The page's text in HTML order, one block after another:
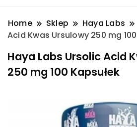
Home Sklep Haya Labs
Acid Kwas Ursulowy 250 mg
Haya Labs Ursolic Acid
250 mg 100 Kapsułek